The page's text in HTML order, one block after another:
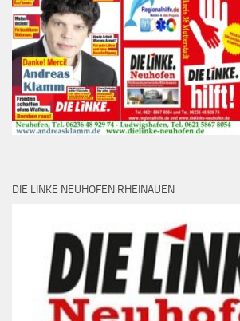
DIE LINKE NEUHOFEN RHEINAUEN